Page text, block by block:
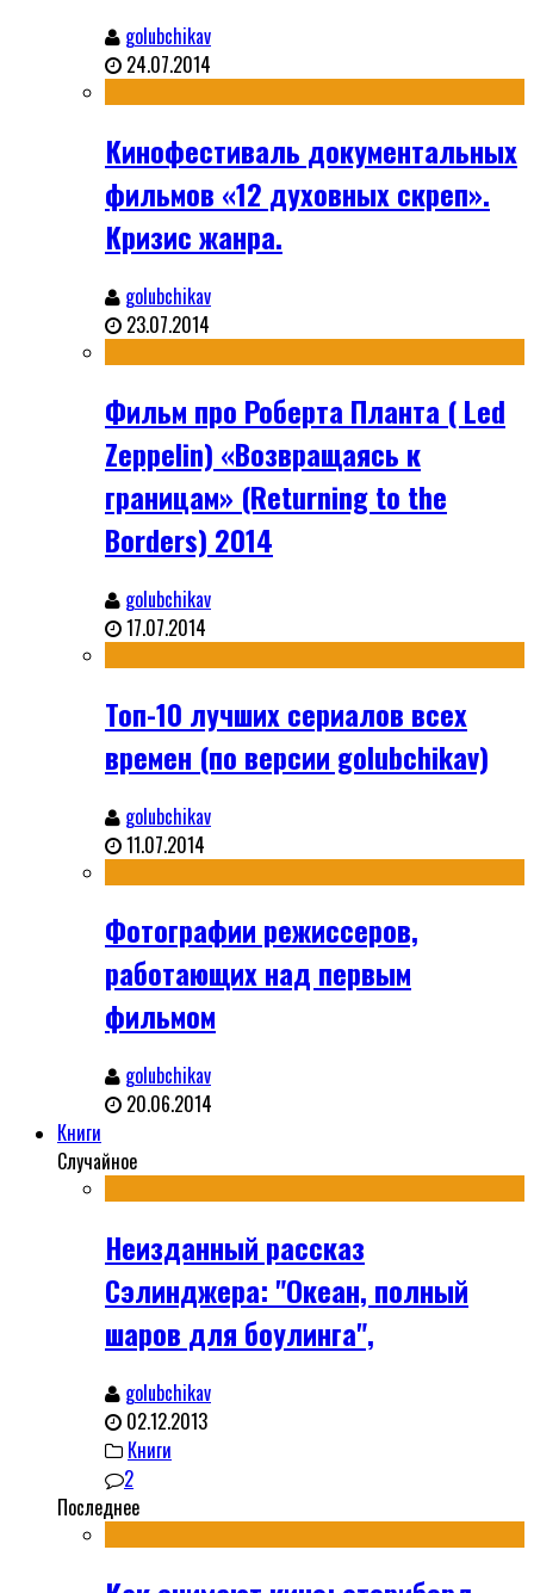
golubchikav
24.07.2014
Кинофестиваль документальных
фильмов «12 духовных скреп».
Кризис жанра.
golubchikav
23.07.2014
Фильм про Роберта Планта ( Led
Zeppelin) «Возвращаясь к
границам» (Returning to the
Borders) 2014
golubchikav
17.07.2014
Топ-10 лучших сериалов всех
времен (по версии golubchikav)
golubchikav
11.07.2014
Фотографии режиссеров,
работающих над первым
фильмом
golubchikav
20.06.2014
Книги
Случайное
Неизданный рассказ
Сэлинджера: "Океан, полный
шаров для боулинга",
golubchikav
02.12.2013
Книги
2
Последнее